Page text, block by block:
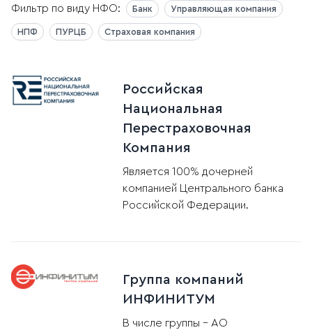
Фильтр по виду НФО: Банк Управляющая компания
НПФ ПУРЦБ Страховая компания
Российская
Национальная
Перестраховочная
Компания
Является 100% дочерней
компанией Центрального банка
Российской Федерации.
Группа компаний
ИНФИНИТУМ
В числе группы - АО